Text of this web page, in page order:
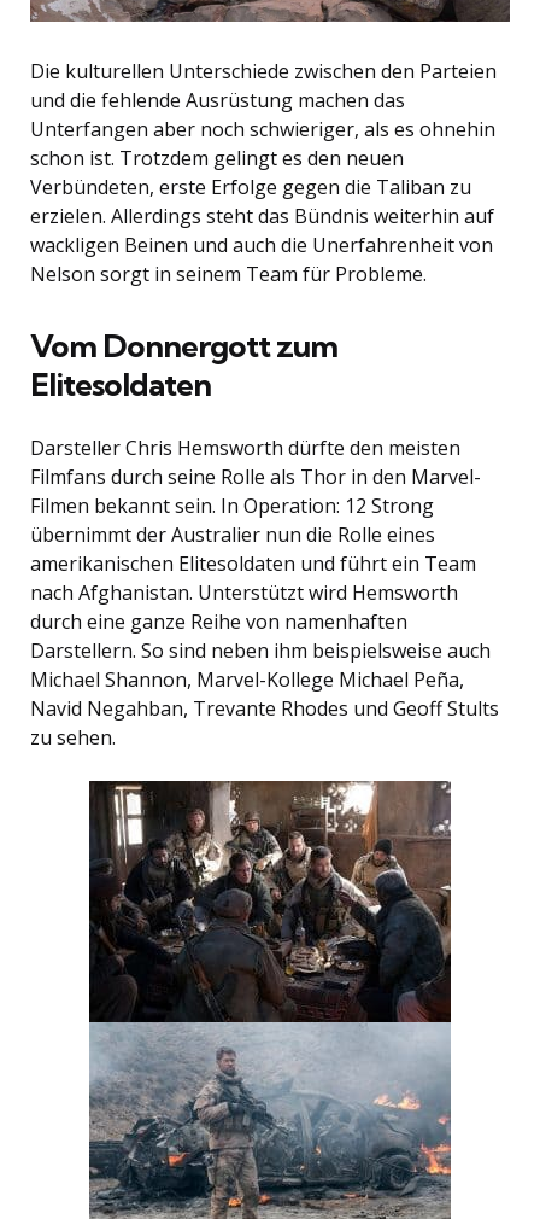
Die kulturellen Unterschiede zwischen den Parteien
und die fehlende Ausrüstung machen das
Unterfangen aber noch schwieriger, als es ohnehin
schon ist. Trotzdem gelingt es den neuen
Verbündeten, erste Erfolge gegen die Taliban zu
erzielen. Allerdings steht das Bündnis weiterhin auf
wackligen Beinen und auch die Unerfahrenheit von
Nelson sorgt in seinem Team für Probleme.
Vom Donnergott zum
Elitesoldaten
Darsteller Chris Hemsworth dürfte den meisten
Filmfans durch seine Rolle als Thor in den Marvel-
Filmen bekannt sein. In Operation: 12 Strong
übernimmt der Australier nun die Rolle eines
amerikanischen Elitesoldaten und führt ein Team
nach Afghanistan. Unterstützt wird Hemsworth
durch eine ganze Reihe von namenhaften
Darstellern. So sind neben ihm beispielsweise auch
Michael Shannon, Marvel-Kollege Michael Peña,
Navid Negahban, Trevante Rhodes und Geoff Stults
zu sehen.